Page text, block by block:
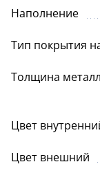
Наполнение
Тип покрытия
Толщина
Цвет
Цвет внешний